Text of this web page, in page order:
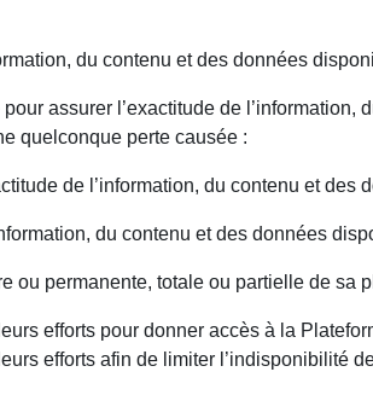
du contenu et des données
assurer l’exactitude de
quelconque perte causée :
de l’information, du contenu et des
du contenu et des données
ou permanente, totale ou partielle de sa
efforts pour donner accès à la
efforts afin de limiter l’indisponibilité